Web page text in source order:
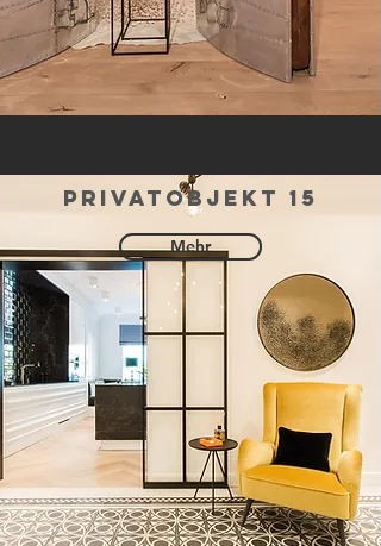
privatobjekt 15
Mehr